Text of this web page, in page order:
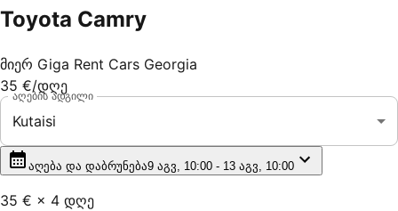
Toyota Camry
მიერ Giga Rent Cars Georgia
35 €/დღე
აღების ადგილი
Kutaisi
აღება და დაბრუნება9 აგვ, 10:00 - 13 აგვ, 10:00
35 € × 4 დღე